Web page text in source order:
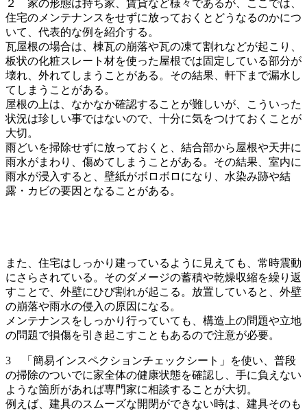
２ 家の形態は持ち家、賃貸など様々であるが、ここでは、
住宅のメンテナンスをせずに放っておくとどうなるのかにつ
いて、代表的な例を紹介する。
瓦屋根の場合は、棟瓦の崩落や瓦の凍て割れなどが起こり、
板状の化粧スレート材を使った屋根では固定している部分が
壊れ、外れてしまうことがある。その結果、軒下まで漏水し
てしまうことがある。
屋根の上は、なかなか確認することが難しいが、こういった
状況は珍しい事ではないので、十分に気をつけておくことが
大切。
雨どいを掃除せずに放っておくと、結合部から屋根や天井に
雨水がまわり、傷めてしまうことがある。その結果、室内に
雨水が浸入すると、壁紙がボロボロになり、水染み跡や結
露・カビの要因となることがある。
また、住宅はしっかり建っているように見えても、常時震動
にさらされている。そのダメージの蓄積や乾燥収縮を繰り返
すことで、外壁にひび割れが起こる。放置していると、外壁
の崩落や雨水の侵入の原因になる。
メンテナンスをしっかり行っていても、構造上の問題や立地
の問題で損傷を引き起こすこともあるので注意が必要。
3 「簡易インスペクションチェックシート」を使い、普段
の掃除のついでに家全体の健康状態を確認し、手に負えない
ような箇所があれば専門家に相談することが大切。
例えば、建具のスムーズな開閉ができない時は、建具そのも